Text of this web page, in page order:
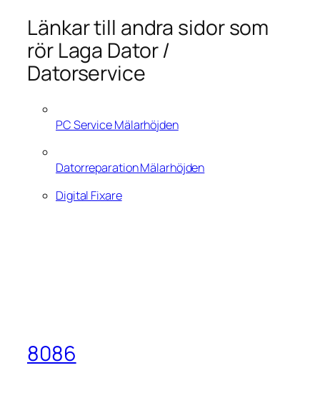
Länkar till andra sidor som
rör Laga Dator /
Datorservice
PC Service Mälarhöjden
Datorreparation Mälarhöjden
Digital Fixare
8086